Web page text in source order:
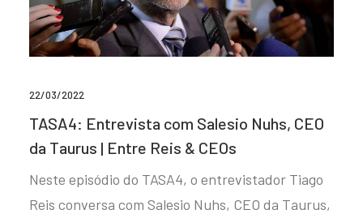
22/03/2022
TASA4: Entrevista com Salesio Nuhs, CEO
da Taurus | Entre Reis & CEOs
Neste episódio do TASA4, o entrevistador Tiago
Reis conversa com Salesio Nuhs, CEO da Taurus,